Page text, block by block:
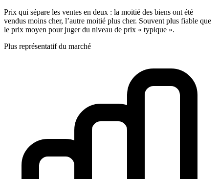
Prix qui sépare les ventes en deux : la moitié des biens ont été
vendus moins cher, l’autre moitié plus cher. Souvent plus fiable que
le prix moyen pour juger du niveau de prix « typique ».
Plus représentatif du marché